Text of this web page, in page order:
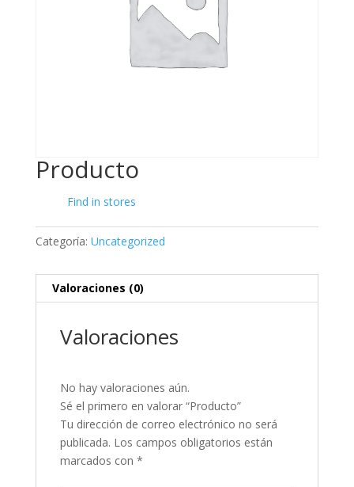
Producto
Find in stores
Categoría: Uncategorized
Valoraciones (0)
Valoraciones
No hay valoraciones aún.
Sé el primero en valorar “Producto”
Tu dirección de correo electrónico no será
publicada. Los campos obligatorios están
marcados con *